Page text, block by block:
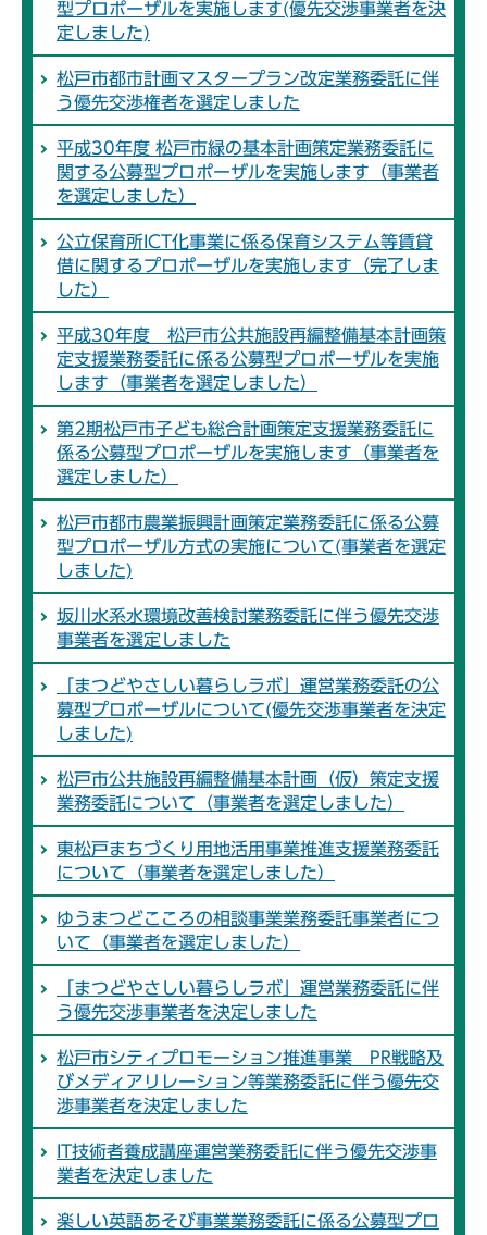
型プロポーザルを実施します(優先交渉事業者を決
定しました)
松戸市都市計画マスタープラン改定業務委託に伴
う優先交渉権者を選定しました
平成30年度 松戸市緑の基本計画策定業務委託に
関する公募型プロポーザルを実施します（事業者
を選定しました）
公立保育所ICT化事業に係る保育システム等賃貸
借に関するプロポーザルを実施します（完了しま
した）
平成30年度 松戸市公共施設再編整備基本計画策
定支援業務委託に係る公募型プロポーザルを実施
します（事業者を選定しました）
第2期松戸市子ども総合計画策定支援業務委託に
係る公募型プロポーザルを実施します（事業者を
選定しました）
松戸市都市農業振興計画策定業務委託に係る公募
型プロポーザル方式の実施について(事業者を選定
しました)
坂川水系水環境改善検討業務委託に伴う優先交渉
事業者を選定しました
「まつどやさしい暮らしラボ」運営業務委託の公
募型プロポーザルについて(優先交渉事業者を決定
しました)
松戸市公共施設再編整備基本計画（仮）策定支援
業務委託について（事業者を選定しました）
東松戸まちづくり用地活用事業推進支援業務委託
について（事業者を選定しました）
ゆうまつどこころの相談事業業務委託事業者につ
いて（事業者を選定しました）
「まつどやさしい暮らしラボ」運営業務委託に伴
う優先交渉事業者を決定しました
松戸市シティプロモーション推進事業 PR戦略及
びメディアリレーション等業務委託に伴う優先交
渉事業者を決定しました
IT技術者養成講座運営業務委託に伴う優先交渉事
業者を決定しました
楽しい英語あそび事業業務委託に係る公募型プロ